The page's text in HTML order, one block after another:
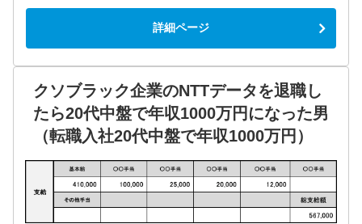
詳細ページ
クソブラック企業のNTTデータを退職し
たら20代中盤で年収1000万円になった男
（転職入社20代中盤で年収1000万円）